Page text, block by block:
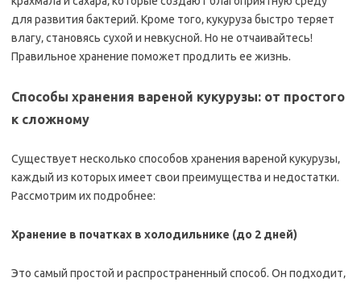
для развития бактерий. Кроме того‚ кукуруза быстро теряет
влагу‚ становясь сухой и невкусной. Но не отчаивайтесь!
Правильное хранение поможет продлить ее жизнь.
Способы хранения вареной кукурузы: от простого
к сложному
Существует несколько способов хранения вареной кукурузы‚
каждый из которых имеет свои преимущества и недостатки.
Рассмотрим их подробнее:
Хранение в початках в холодильнике (до 2 дней)
Это самый простой и распространенный способ. Он подходит‚